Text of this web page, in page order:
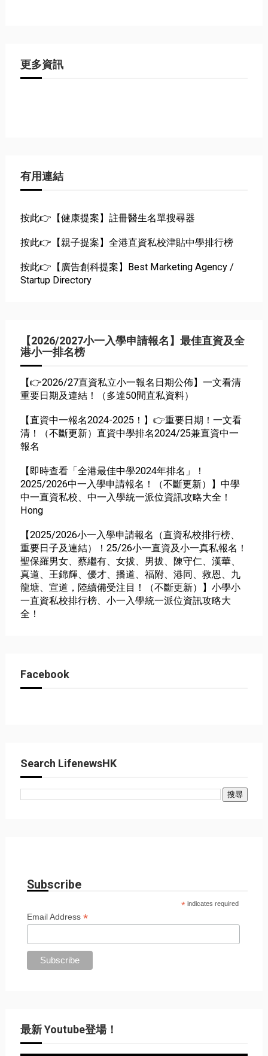
更多資訊
有用連結
按此👉【健康提案】註冊醫生名單搜尋器
按此👉【親子提案】全港直資私校津貼中學排行榜
按此👉【廣告創科提案】Best Marketing Agency /
Startup Directory
【2026/2027小一入學申請報名】最佳直資及全
港小一排名榜
【👉2026/27直資私立小一報名日期公佈】一文看清
重要日期及連結！（多達50間直私資料）
【直資中一報名2024-2025！】👉重要日期！一文看
清！（不斷更新）直資中學排名2024/25兼直資中一
報名
【即時查看「全港最佳中學2024年排名」！
2025/2026中一入學申請報名！（不斷更新）】中學
中一直資私校、中一入學統一派位資訊攻略大全！
Hong
【2025/2026小一入學申請報名（直資私校排行榜、
重要日子及連結）！25/26小一直資及小一真私報名！
聖保羅男女、蔡繼有、女拔、男拔、陳守仁、漢華、
真道、王錦輝、優才、播道、福附、港同、救恩、九
龍塘、宣道，陸續備受注目！（不斷更新）】小學小
一直資私校排行榜、小一入學統一派位資訊攻略大
全！
Facebook
Search LifenewsHK
Subscribe
* indicates required
Email Address*
最新 Youtube登場！